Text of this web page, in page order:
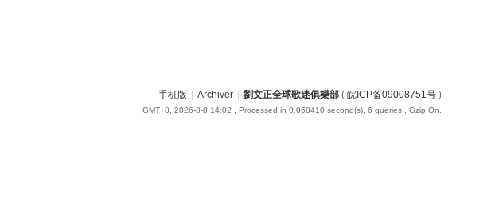
手机版 Archiver 劉文正全球歌迷俱樂部 ( 皖ICP备09008751号 )
GMT+8, 2026-8-8 14:02 , Processed in 0.068410 second(s), 6 queries , Gzip On.